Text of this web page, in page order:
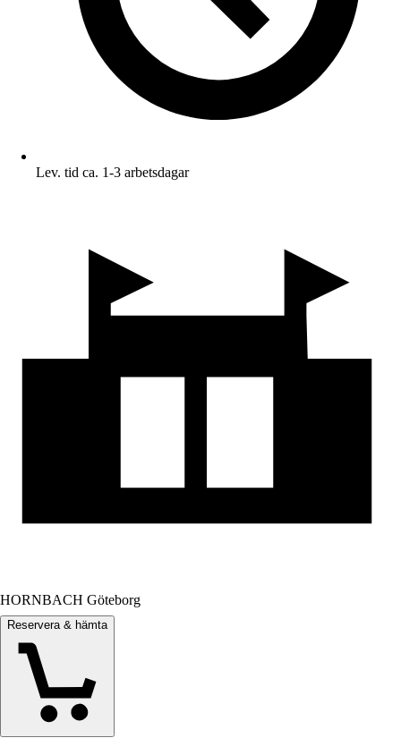
Lev. tid ca. 1-3 arbetsdagar
HORNBACH Göteborg
Reservera & hämta